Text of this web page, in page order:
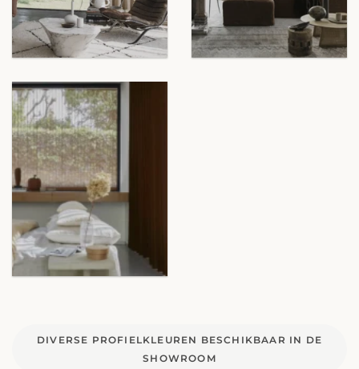
DIVERSE PROFIELKLEUREN BESCHIKBAAR IN DE
SHOWROOM